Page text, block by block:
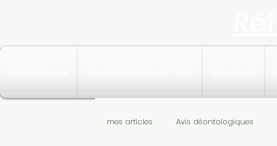
mes articles Avis déontologiques